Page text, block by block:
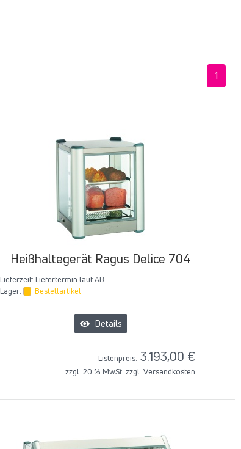
1
Heißhaltegerät Ragus Delice 704
Lieferzeit: Liefertermin laut AB
Lager:
Bestellartikel
Details
Listenpreis: 3.193,00 €
zzgl. 20 % MwSt. zzgl. Versandkosten